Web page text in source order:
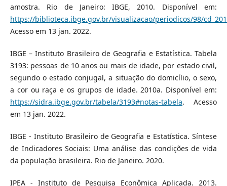
amostra. Rio de Janeiro: IBGE, 2010. Disponível em:
https://biblioteca.ibge.gov.br/visualizacao/periodicos/98/
Acesso em 13 jan. 2022.
IBGE – Instituto Brasileiro de Geografia e Estatística. Tabela
3193: pessoas de 10 anos ou mais de idade, por estado civil,
segundo o estado conjugal, a situação do domicílio, o sexo,
a cor ou raça e os grupos de idade. 2010a. Disponível em:
https://sidra.ibge.gov.br/tabela/3193#notas-tabela. Acesso
em 13 jan. 2022.
IBGE - Instituto Brasileiro de Geografia e Estatística. Síntese
de Indicadores Sociais: Uma análise das condições de vida
da população brasileira. Rio de Janeiro. 2020.
IPEA - Instituto de Pesquisa Econômica Aplicada. 2013.